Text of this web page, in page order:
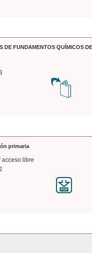
DE FUNDAMENTOS QUÍMICOS
primaria
acceso libre